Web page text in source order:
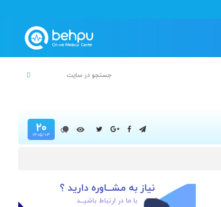
۲۰
۱۴۰۵/۰۳
نیاز به مشــاوره دارید ؟
با ما در ارتباط باشیــد